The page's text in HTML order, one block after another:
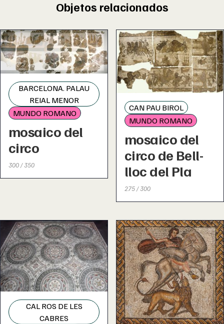
Objetos relacionados
BARCELONA. PALAU
REIAL MENOR
MUNDO ROMANO
mosaico del
circo
300 / 350
CAN PAU BIROL
MUNDO ROMANO
mosaico del
circo de Bell-
lloc del Pla
275 / 300
CAL ROS DE LES
CABRES